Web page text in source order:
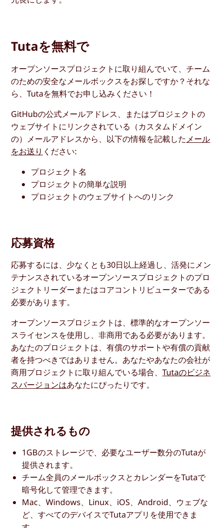
Tutaを無料で
オープンソースプロジェクトに取り組んでいて、チーム
のための安全なメールボックスをお探しですか？それな
ら、Tutaを無料でお申し込みください！
GitHubの公式メールアドレス、またはプロジェクトの
ウェブサイトにリンクされている（カスタムドメイン
の）メールアドレスから、以下の情報を記載したメール
をお送り ください:
プロジェクト名
プロジェクトの簡単な説明
プロジェクトのウェブサイトへのリンク
応募資格
応募するには、少なくとも30日以上経過し、活発にメン
テナンスされているオープンソースプロジェクトのプロ
ジェクトリーダーまたはコアコントリビューターである
必要があります。
オープンソースプロジェクトは、標準的なオープンソー
スライセンスを使用し、非商用である必要があります。
あなたのプロジェクトは、有償のサポートや有償の貢献
者を持つべきではありません。あなたやあなたの会社が
商用プロジェクトに取り組んでいる場合、Tutaのビジネ
スバージョンはあなたにぴったりです。
提供されるもの
1GBのストレージで、必要なユーザー数分のTutaが
提供されます。
チーム全員のメールボックスとカレンダーをTutaで
暗号化して管理できます。
Mac、Windows、Linux、iOS、Android、ウェブな
ど、すべてのデバイスでTutaアプリを使用できま